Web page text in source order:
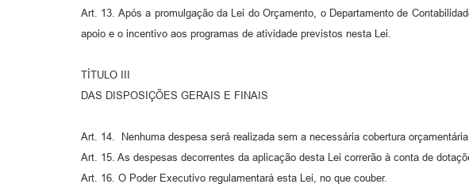
Art. 13. Após a promulgação da Lei do Orçamento, o Departamento de
apoio e o incentivo aos programas de atividade previstos nesta Lei.
TÍTULO III
DAS DISPOSIÇÕES GERAIS E FINAIS
Art. 14. Nenhuma despesa será realizada sem a necessária cobertura
Art. 15. As despesas decorrentes da aplicação desta Lei correrão à conta de
Art. 16. O Poder Executivo regulamentará esta Lei, no que couber.